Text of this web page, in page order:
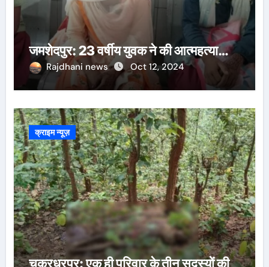
जमशेदपुर: 23 वर्षीय युवक ने की आत्महत्या…
Rajdhani news Oct 12, 2024
क्राइम न्यूज़
चक्रधरपुर: एक ही परिवार के तीन सदस्यों की